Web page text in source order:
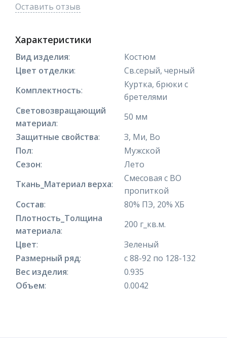
Оставить отзыв
Характеристики
Вид изделия:
Костюм
Цвет отделки:
Св.серый, черный
Комплектность:
Куртка, брюки с
бретелями
Световозвращающий
материал:
50 мм
Защитные свойства:
З, Ми, Во
Пол:
Мужской
Сезон:
Лето
Ткань_Материал верха:
Смесовая с ВО
пропиткой
Состав:
80% ПЭ, 20% ХБ
Плотность_Толщина
материала:
200 г_кв.м.
Цвет:
Зеленый
Размерный ряд:
с 88-92 по 128-132
Вес изделия:
0.935
Объем: 0.0042